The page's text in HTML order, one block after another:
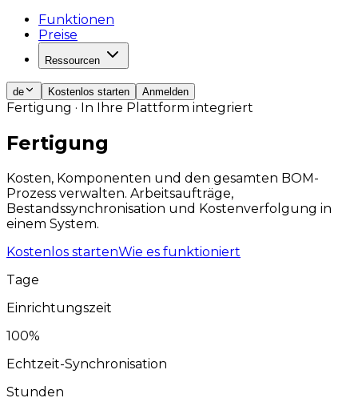
Funktionen
Preise
Ressourcen
de Kostenlos starten Anmelden
Fertigung · In Ihre Plattform integriert
Fertigung
Kosten, Komponenten und den gesamten BOM-
Prozess verwalten. Arbeitsaufträge,
Bestandssynchronisation und Kostenverfolgung in
einem System.
Kostenlos startenWie es funktioniert
Tage
Einrichtungszeit
100%
Echtzeit-Synchronisation
Stunden